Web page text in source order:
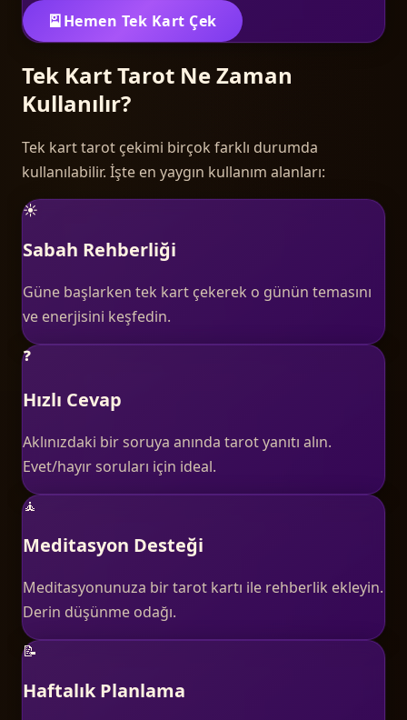
🎴Hemen Tek Kart Çek
Tek Kart Tarot Ne Zaman
Kullanılır?
Tek kart tarot çekimi birçok farklı durumda
kullanılabilir. İşte en yaygın kullanım alanları:
☀️
Sabah Rehberliği
Güne başlarken tek kart çekerek o günün temasını
ve enerjisini keşfedin.
❓
Hızlı Cevap
Aklınızdaki bir soruya anında tarot yanıtı alın.
Evet/hayır soruları için ideal.
🧘
Meditasyon Desteği
Meditasyonunuza bir tarot kartı ile rehberlik ekleyin.
Derin düşünme odağı.
📝
Haftalık Planlama